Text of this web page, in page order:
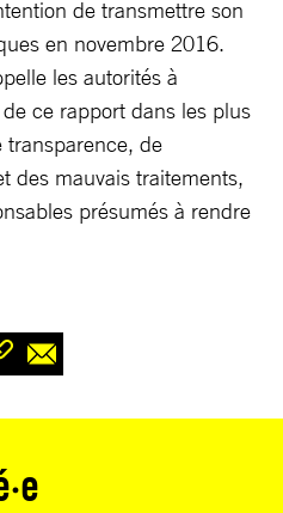
de transmettre son
en novembre 2016.
les autorités à
ce rapport dans les plus
transparence, de
des mauvais traitements,
présumés à rendre